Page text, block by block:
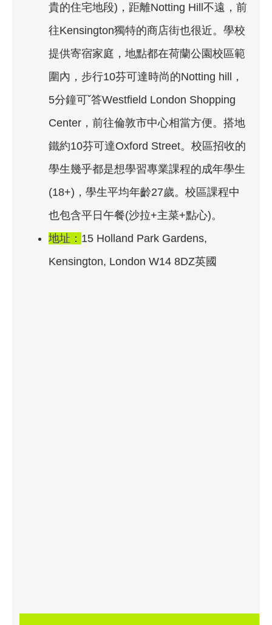
貴的住宅地段)，距離Notting Hill不遠，前
往Kensington獨特的商店街也很近。學校
提供寄宿家庭，地點都在荷蘭公園校區範
圍內，步行10芬可達時尚的Notting hill，
5分鐘可ˇ答Westfield London Shopping
Center，前往倫敦市中心相當方便。搭地
鐵約10芬可達Oxford Street。校區招收的
學生幾乎都是想學習專業課程的成年學生
(18+)，學生平均年齡27歲。校區課程中
也包含平日午餐(沙拉+主菜+點心)。
地址： 15 Holland Park Gardens,
Kensington, London W14 8DZ英國